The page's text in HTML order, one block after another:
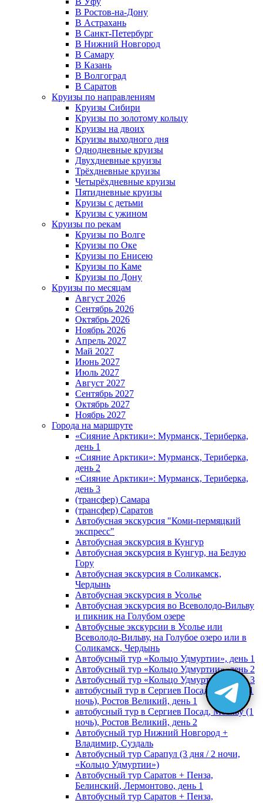
В Ростов-на-Дону
В Астрахань
В Санкт-Петербург
В Нижний Новгород
В Самару
В Казань
В Волгоград
В Саратов
Круизы по направлениям
Круизы Сибири
Круизы по золотому кольцу
Круизы на двоих
Круизы выходного дня
Однодневные круизы
Двухдневные круизы
Трёхдневные круизы
Четырёхдневные круизы
Пятидневные круизы
Круизы с детьми
Круизы с ужином
Круизы по рекам
Круизы по Волге
Круизы по Оке
Круизы по Енисею
Круизы по Каме
Круизы по Дону
Круизы по месяцам
Август 2026
Сентябрь 2026
Октябрь 2026
Ноябрь 2026
Апрель 2027
Май 2027
Июнь 2027
Июль 2027
Август 2027
Сентябрь 2027
Октябрь 2027
Ноябрь 2027
Города на маршруте
«Сияние Арктики»: Мурманск, Териберка,
день 1
«Сияние Арктики»: Мурманск, Териберка,
день 2
«Сияние Арктики»: Мурманск, Териберка,
день 3
(трансфер) Самара
(трансфер) Саратов
Автобусная экскурсия "Коми-пермяцкий
экспресс"
Автобусная экскурсия в Кунгур
Автобусная экскурсия в Кунгур, на Белую
Гору
Автобусная экскурсия в Соликамск,
Чердынь
Автобусная экскурсия в Усолье
Автобусная экскурсия во Всеволодо-Вильву
и пикник на Голубом озере
Автобусные экскурсии в Усолье или
Всеволодо-Вильву, на Голубое озеро или в
Соликамск, Чердынь
Автобусный тур «Кольцо Удмуртии», день 1
Автобусный тур «Кольцо Удмуртии», день 2
Автобусный тур «Кольцо Удмуртии», день 3
автобусный тур в Сергиев Посад, Москву (1
ночь), Ростов Великий, день 1
автобусный тур в Сергиев Посад, Москву (1
ночь), Ростов Великий, день 2
Автобусный тур Нижний Новгород +
Владимир, Суздаль
Автобусный тур Сарапул (3 дня / 2 ночи,
«Кольцо Удмуртии»)
Автобусный тур Саратов + Пенза,
Белинский, Лермонтово, день 1
Автобусный тур Саратов + Пенза,